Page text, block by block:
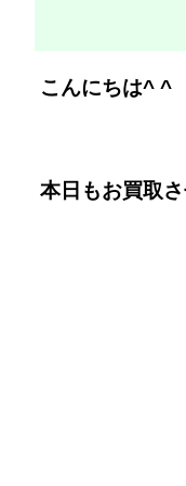
こんにちは^ ^
本日もお買取